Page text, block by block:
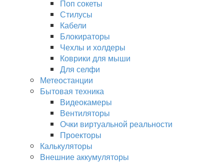
Поп сокеты
Стилусы
Кабели
Блокираторы
Чехлы и холдеры
Коврики для мыши
Для селфи
Метеостанции
Бытовая техника
Видеокамеры
Вентиляторы
Очки виртуальной реальности
Проекторы
Калькуляторы
Внешние аккумуляторы